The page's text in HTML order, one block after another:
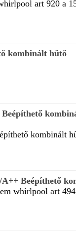
art 920 a
kombinált hűtő
kombinált
Beépíthető
whirlpool art